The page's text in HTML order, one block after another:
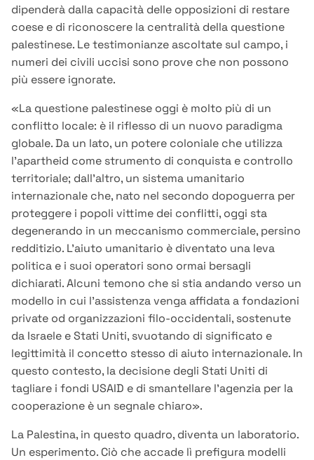
dipenderà dalla capacità delle opposizioni di restare
coese e di riconoscere la centralità della questione
palestinese. Le testimonianze ascoltate sul campo, i
numeri dei civili uccisi sono prove che non possono
più essere ignorate.
«La questione palestinese oggi è molto più di un
conflitto locale: è il riflesso di un nuovo paradigma
globale. Da un lato, un potere coloniale che utilizza
l’apartheid come strumento di conquista e controllo
territoriale; dall’altro, un sistema umanitario
internazionale che, nato nel secondo dopoguerra per
proteggere i popoli vittime dei conflitti, oggi sta
degenerando in un meccanismo commerciale, persino
redditizio. L’aiuto umanitario è diventato una leva
politica e i suoi operatori sono ormai bersagli
dichiarati. Alcuni temono che si stia andando verso un
modello in cui l’assistenza venga affidata a fondazioni
private od organizzazioni filo-occidentali, sostenute
da Israele e Stati Uniti, svuotando di significato e
legittimità il concetto stesso di aiuto internazionale. In
questo contesto, la decisione degli Stati Uniti di
tagliare i fondi USAID e di smantellare l’agenzia per la
cooperazione è un segnale chiaro».
La Palestina, in questo quadro, diventa un laboratorio.
Un esperimento. Ciò che accade lì prefigura modelli